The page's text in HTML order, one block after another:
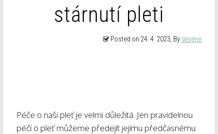
stárnutí pleti
Posted on 24. 4. 2023, By devene
Péče o naši pleť je velmi důležitá. Jen pravidelnou
péčí o pleť můžeme předejít jejímu předčasnému